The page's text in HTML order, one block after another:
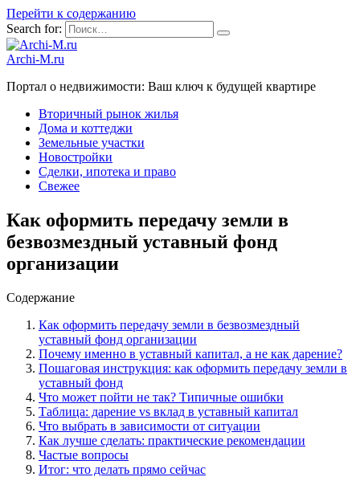
Перейти к содержанию
Search for:
Archi-M.ru
Портал о недвижимости: Ваш ключ к будущей квартире
Вторичный рынок жилья
Дома и коттеджи
Земельные участки
Новостройки
Сделки, ипотека и право
Свежее
Как оформить передачу земли в
безвозмездный уставный фонд
организации
Содержание
Как оформить передачу земли в безвозмездный
уставный фонд организации
Почему именно в уставный капитал, а не как дарение?
Пошаговая инструкция: как оформить передачу земли в
уставный фонд
Что может пойти не так? Типичные ошибки
Таблица: дарение vs вклад в уставный капитал
Что выбрать в зависимости от ситуации
Как лучше сделать: практические рекомендации
Частые вопросы
Итог: что делать прямо сейчас